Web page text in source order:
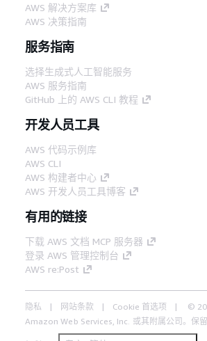
AWS 解决方案库
AWS 决策指南
服务指南
选择生成式人工智能服务
AWS 服务指南
GitHub 上的 AWS CLI 教程
开发人员工具
AWS 代码示例库
AWS CLI
AWS 构建者中心
AWS 开发人员工具博客
有用的链接
下载 AWS 文档 MCP 服务器
登录 AWS 管理控制台
AWS re:Post
隐私 网站条款 Cookie 首选项
©
Amazon Web Services, Inc. 或其附属公司。保